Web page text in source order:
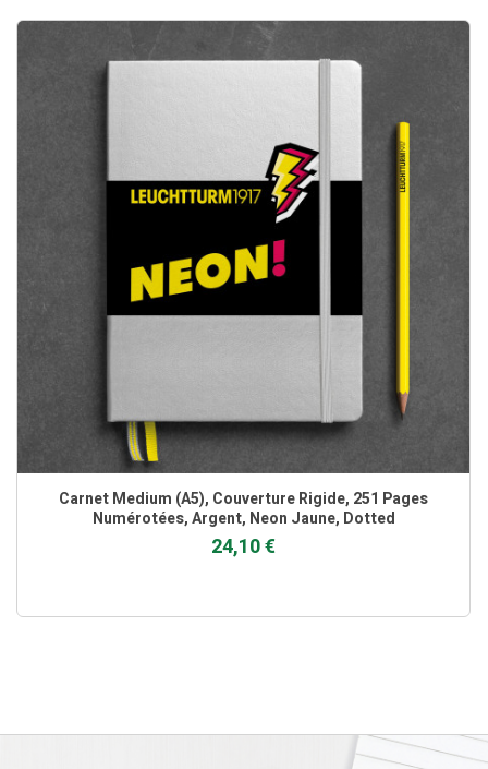
Carnet Medium (A5), Couverture Rigide, 251 Pages
Numérotées, Argent, Neon Jaune, Dotted
24,10 €